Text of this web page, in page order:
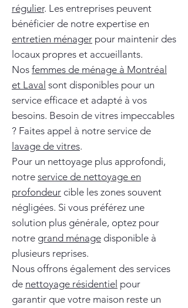
régulier. Les entreprises peuvent
bénéficier de notre expertise en
entretien ménager pour maintenir des
locaux propres et accueillants.
Nos femmes de ménage à Montréal
et Laval sont disponibles pour un
service efficace et adapté à vos
besoins. Besoin de vitres impeccables
? Faites appel à notre service de
lavage de vitres.
Pour un nettoyage plus approfondi,
notre service de nettoyage en
profondeur cible les zones souvent
négligées. Si vous préférez une
solution plus générale, optez pour
notre grand ménage disponible à
plusieurs reprises.
Nous offrons également des services
de nettoyage résidentiel pour
garantir que votre maison reste un